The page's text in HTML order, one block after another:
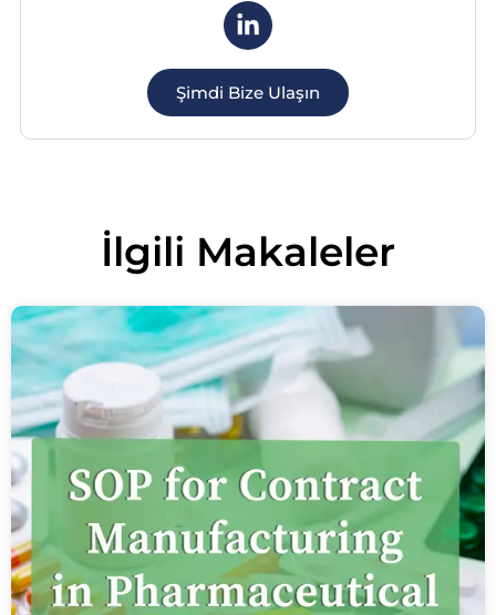
Şimdi Bize Ulaşın
İlgili Makaleler